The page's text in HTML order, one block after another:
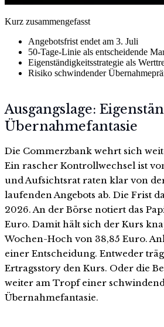
Kurz zusammengefasst
Angebotsfrist endet am 3. Juli
50-Tage-Linie als entscheidende
Eigenständigkeitsstrategie als
Risiko schwindender
Ausgangslage:
Übernahmefantasie
Die Commerzbank wehrt sich
Ein rascher Kontrollwechsel ist
und Aufsichtsrat raten klar von
laufenden Angebots ab. Die Frist
2026. An der Börse notiert das
Euro. Damit hält sich der Kurs
Wochen-Hoch von 38,85 Euro.
einer Entscheidung. Entweder
Ertragsstory den Kurs. Oder die
weiter am Tropf einer
Übernahmefantasie.